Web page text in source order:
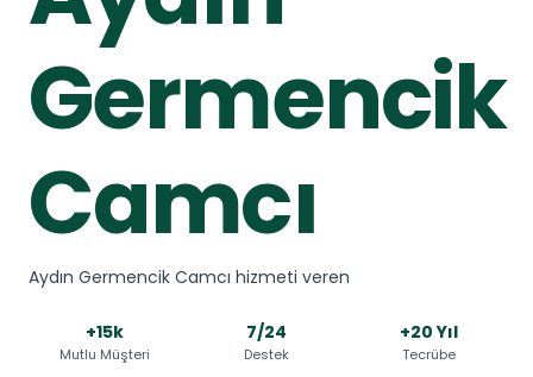
Germencik
Camcı
Aydın Germencik Camcı hizmeti veren
+15k
Mutlu Müşteri
7/24
Destek
+20 Yıl
Tecrübe